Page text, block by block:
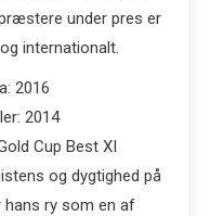
under pres er
internationalt.
2016
2014
Cup Best XI
og dygtighed på
hans ry som en af